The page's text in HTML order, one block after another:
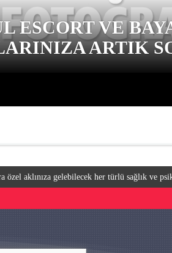
ESCORT VE
ARTIK
özel aklınıza gelebilecek her türlü sağlık ve